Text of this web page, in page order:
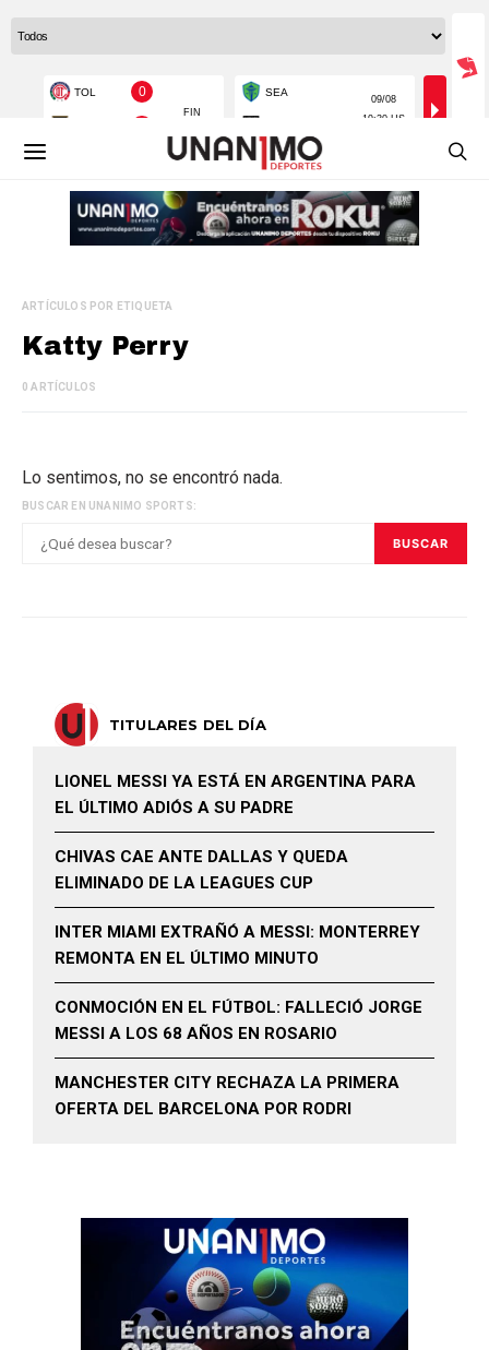
ARTÍCULOS POR ETIQUETA
Katty Perry
0 ARTÍCULOS
Lo sentimos, no se encontró nada.
BUSCAR EN UNANIMO SPORTS:
BUSCAR
TITULARES DEL DÍA
LIONEL MESSI YA ESTÁ EN ARGENTINA PARA
EL ÚLTIMO ADIÓS A SU PADRE
CHIVAS CAE ANTE DALLAS Y QUEDA
ELIMINADO DE LA LEAGUES CUP
INTER MIAMI EXTRAÑÓ A MESSI: MONTERREY
REMONTA EN EL ÚLTIMO MINUTO
CONMOCIÓN EN EL FÚTBOL: FALLECIÓ JORGE
MESSI A LOS 68 AÑOS EN ROSARIO
MANCHESTER CITY RECHAZA LA PRIMERA
OFERTA DEL BARCELONA POR RODRI